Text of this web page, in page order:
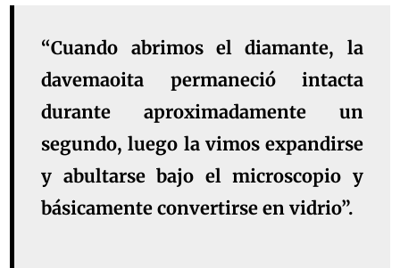
“Cuando abrimos el diamante, la
davemaoita permaneció intacta
durante aproximadamente un
segundo, luego la vimos expandirse
y abultarse bajo el microscopio y
básicamente convertirse en vidrio”.